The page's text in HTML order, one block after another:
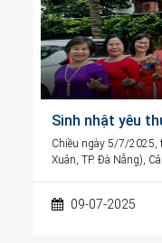
Sinh nhật yêu
Chiều ngày 5/7/2025,
Xuân, TP. Đà Nẵng),
09-07-2025